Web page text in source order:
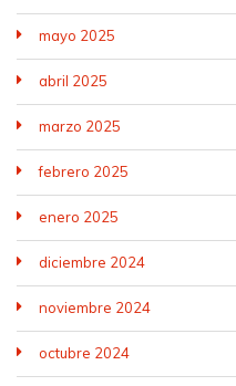
mayo 2025
abril 2025
marzo 2025
febrero 2025
enero 2025
diciembre 2024
noviembre 2024
octubre 2024